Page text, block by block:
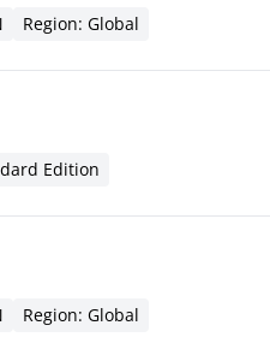
Region: Global
Edition
Region: Global